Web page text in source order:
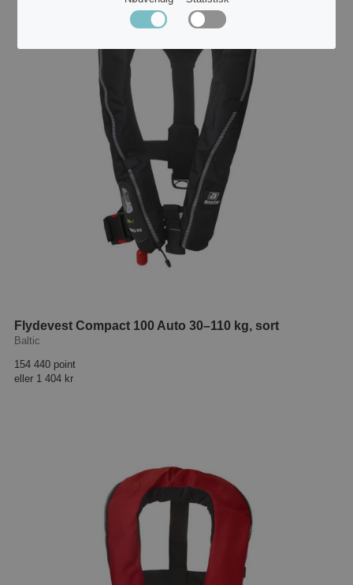
Flydevest Compact 100 Auto 30–110 kg, sort
Baltic
154 440 point
eller 1 404 kr